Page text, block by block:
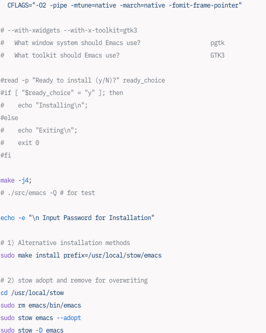
  CFLAGS="-O2 -pipe -mtune=native -march=native -fomit-frame-pointer"
# --with-xwidgets --with-x-toolkit=gtk3
#   What window system should Emacs use?                    pgtk
#   What toolkit should Emacs use?                          GTK3
#read -p "Ready to install (y/N)?" ready_choice
#if [ "$ready_choice" = "y" ]; then
#    echo "Installing\n";
#else
#    echo "Exiting\n";
#    exit 0
#fi
make -j4;
# ./src/emacs -Q # for test
echo -e "\n Input Password for Installation"
# 1) Alternative installation methods
sudo make install prefix=/usr/local/stow/emacs
# 2) stow adopt and remove for overwriting
cd /usr/local/stow
sudo rm emacs/bin/emacs
sudo stow emacs --adopt
sudo stow -D emacs